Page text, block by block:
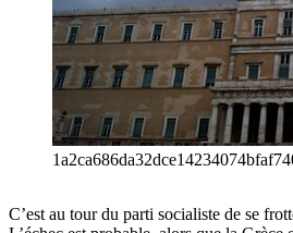
C’est au tour du parti socialiste de se